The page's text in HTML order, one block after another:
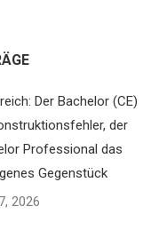
Der Bachelor (CE)
der
Professional das
Gegenstück
2026